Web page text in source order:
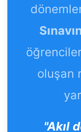
oluşan
"Akıl